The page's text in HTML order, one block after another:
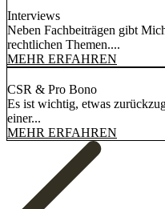
Interviews
Neben Fachbeiträgen gibt
rechtlichen Themen....
MEHR ERFAHREN
CSR & Pro Bono
Es ist wichtig, etwas
einer...
MEHR ERFAHREN